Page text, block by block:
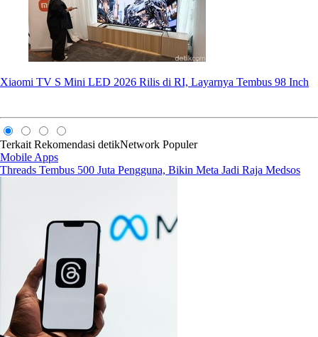
Xiaomi TV S Mini LED 2026 Rilis di RI, Layarnya Tembus 98 Inch
Terkait Rekomendasi detikNetwork Populer
Mobile Apps
Threads Tembus 500 Juta Pengguna, Bikin Meta Jadi Raja Medsos